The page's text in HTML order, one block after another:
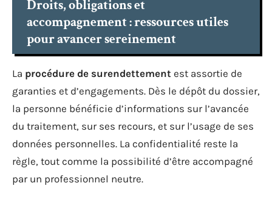
Droits, obligations et
accompagnement : ressources utiles
pour avancer sereinement
La procédure de surendettement est assortie de
garanties et d’engagements. Dès le dépôt du dossier,
la personne bénéficie d’informations sur l’avancée
du traitement, sur ses recours, et sur l’usage de ses
données personnelles. La confidentialité reste la
règle, tout comme la possibilité d’être accompagné
par un professionnel neutre.